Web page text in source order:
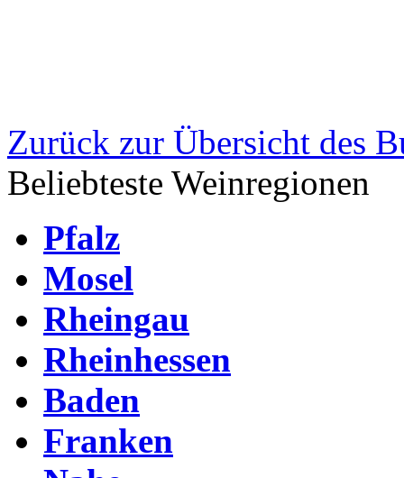
Zurück zur Übersicht des
Beliebteste Weinregionen
Pfalz
Mosel
Rheingau
Rheinhessen
Baden
Franken